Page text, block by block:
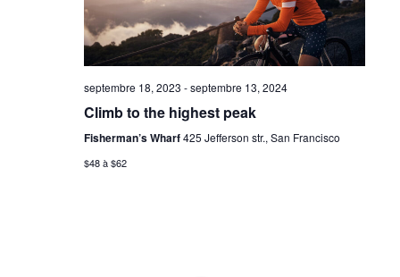
septembre 18, 2023 -septembre 13, 2024
Climb to the highest peak
Fisherman’s Wharf425 Jefferson str., San Francisco
$48 à $62